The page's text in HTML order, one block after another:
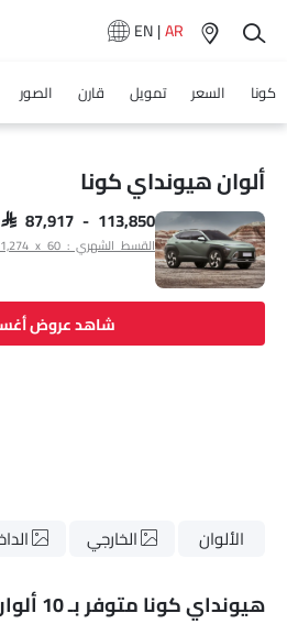
EN|AR
كونا السعر تمويل قارن الصور
ألوان هيونداي كونا
SAR 87,917 - 113,850
القسط الشهري : SAR 1,274 x 60
شاهد عروض
الألوان الخارجي
هيونداي كونا متوفر بـ 10 ألوان